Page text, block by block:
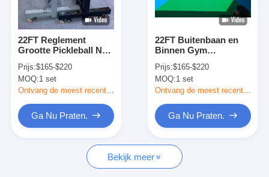
Fabrieksreis
Kwaliteitscontrole
nieuws
Ga Nu Praten.
Roestvrij staal X Tend Mesh
22FT Reglement
Grootte Pickleball Net
ballenverzamelaar en
koolstofstaalconstructie
Prijs:$165-$220
MOQ:1 set
Ontvang de meest recente Prijs
Ga Nu Praten.
22FT Buitenbaan en
Binnen Gym
Spansysteem
Pickleball Net Set
Prijs:$165-$220
MOQ:1 set
Ontvang de meest recente Prijs
Ga Nu Praten.
Bekijk meer